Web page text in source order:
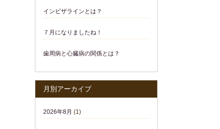
インビザラインとは？
７月になりましたね！
歯周病と心臓病の関係とは？
月別アーカイブ
2026年8月 (1)